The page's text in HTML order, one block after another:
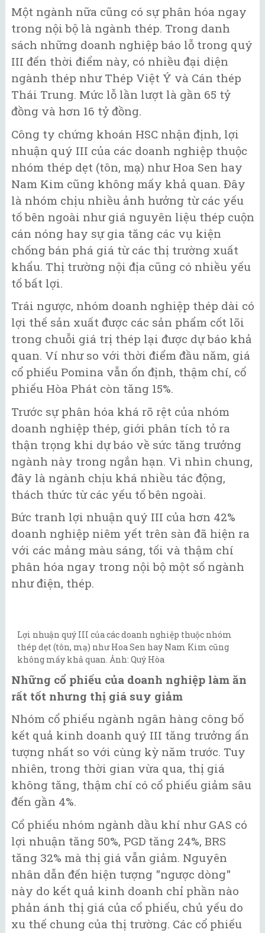
Một ngành nữa cũng có sự phân hóa ngay
trong nội bộ là ngành thép. Trong danh
sách những doanh nghiệp báo lỗ trong quý
III đến thời điểm này, có nhiều đại diện
ngành thép như Thép Việt Ý và Cán thép
Thái Trung. Mức lỗ lần lượt là gần 65 tỷ
đồng và hơn 16 tỷ đồng.
Công ty chứng khoán HSC nhận định, lợi
nhuận quý III của các doanh nghiệp thuộc
nhóm thép dẹt (tôn, mạ) như Hoa Sen hay
Nam Kim cũng không mấy khả quan. Đây
là nhóm chịu nhiều ảnh hưởng từ các yếu
tố bên ngoài như giá nguyên liệu thép cuộn
cán nóng hay sự gia tăng các vụ kiện
chống bán phá giá từ các thị trường xuất
khẩu. Thị trường nội địa cũng có nhiều yếu
tố bất lợi.
Trái ngược, nhóm doanh nghiệp thép dài có
lợi thế sản xuất được các sản phẩm cốt lõi
trong chuỗi giá trị thép lại được dự báo khả
quan. Ví như so với thời điểm đầu năm, giá
cổ phiếu Pomina vẫn ổn định, thậm chí, cổ
phiếu Hòa Phát còn tăng 15%.
Trước sự phân hóa khá rõ rệt của nhóm
doanh nghiệp thép, giới phân tích tỏ ra
thận trọng khi dự báo về sức tăng trưởng
ngành này trong ngắn hạn. Vì nhìn chung,
đây là ngành chịu khá nhiều tác động,
thách thức từ các yếu tố bên ngoài.
Bức tranh lợi nhuận quý III của hơn 42%
doanh nghiệp niêm yết trên sàn đã hiện ra
với các mảng màu sáng, tối và thậm chí
phân hóa ngay trong nội bộ một số ngành
như điện, thép.
Lợi nhuận quý III của các doanh nghiệp thuộc nhóm
thép dẹt (tôn, mạ) như Hoa Sen hay Nam Kim cũng
không mấy khả quan. Ảnh: Quý Hòa
Những cổ phiếu của doanh nghiệp làm ăn
rất tốt nhưng thị giá suy giảm
Nhóm cổ phiếu ngành ngân hàng công bố
kết quả kinh doanh quý III tăng trưởng ấn
tượng nhất so với cùng kỳ năm trước. Tuy
nhiên, trong thời gian vừa qua, thị giá
không tăng, thậm chí có cổ phiếu giảm sâu
đến gần 4%.
Cổ phiếu nhóm ngành dầu khí như GAS có
lợi nhuận tăng 50%, PGD tăng 24%, BRS
tăng 32% mà thị giá vẫn giảm. Nguyên
nhân dẫn đến hiện tượng "ngược dòng"
này do kết quả kinh doanh chỉ phần nào
phản ánh thị giá của cổ phiếu, chủ yếu do
xu thế chung của thị trường. Các cổ phiếu